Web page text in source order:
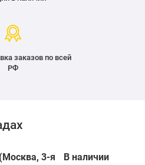
заказов по всей
РФ
3-я
В наличии